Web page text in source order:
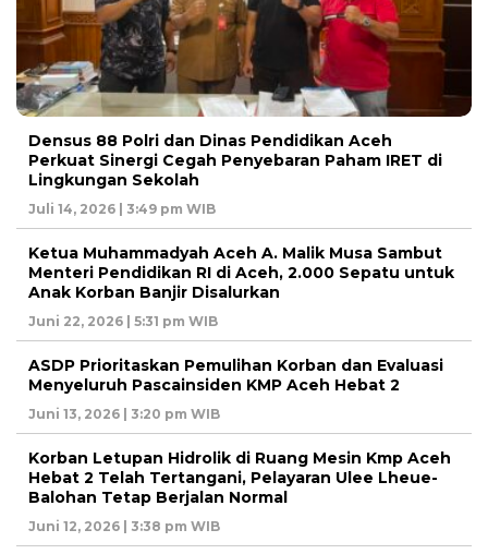
Densus 88 Polri dan Dinas Pendidikan Aceh
Perkuat Sinergi Cegah Penyebaran Paham IRET di
Lingkungan Sekolah
Juli 14, 2026 | 3:49 pm WIB
Ketua Muhammadyah Aceh A. Malik Musa Sambut
Menteri Pendidikan RI di Aceh, 2.000 Sepatu untuk
Anak Korban Banjir Disalurkan
Juni 22, 2026 | 5:31 pm WIB
ASDP Prioritaskan Pemulihan Korban dan Evaluasi
Menyeluruh Pascainsiden KMP Aceh Hebat 2
Juni 13, 2026 | 3:20 pm WIB
Korban Letupan Hidrolik di Ruang Mesin Kmp Aceh
Hebat 2 Telah Tertangani, Pelayaran Ulee Lheue-
Balohan Tetap Berjalan Normal
Juni 12, 2026 | 3:38 pm WIB